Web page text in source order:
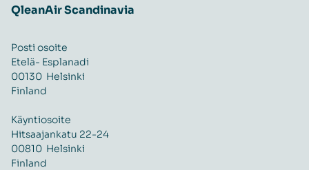
QleanAir Scandinavia
Posti osoite
Etelä- Esplanadi
00130 Helsinki
Finland
Käyntiosoite
Hitsaajankatu 22-24
00810 Helsinki
Finland